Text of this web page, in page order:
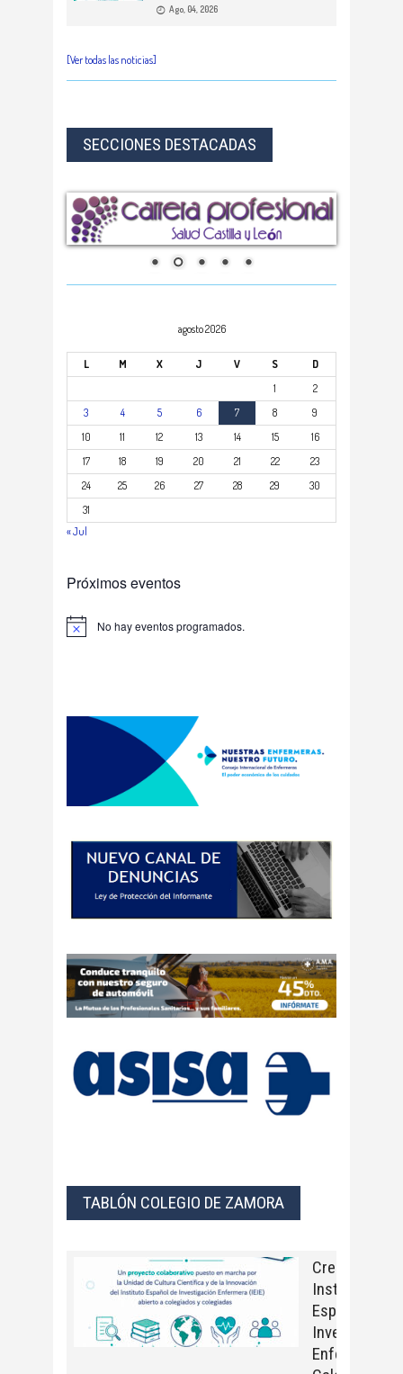
Ago, 04, 2026
[Ver todas las noticias]
SECCIONES DESTACADAS
agosto 2026
L M X J V S
D
1
2
3
4 5 6 7 8
9
10
11 12 13 14 15
16
17
18 19 20 21 22
23
24
25 26 27 28 29
30
31
« Jul
Próximos eventos
Aviso No hay eventos programados.
TABLÓN COLEGIO DE ZAMORA
Crea con el
Instituto
Español de
Investigación
Enfermera el